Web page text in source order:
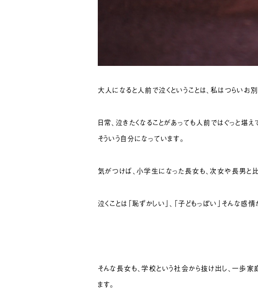
大人になると人前で泣くということは、私はつらい
日常、泣きたくなることがあっても人前ではぐっと堪
そういう自分になっています。
気がつけば、小学生になった長女も、次女や長男と比
泣くことは「恥ずかしい」、「子どもっぽい」そんな感
そんな長女も、学校という社会から抜け出し、一歩家
ます。